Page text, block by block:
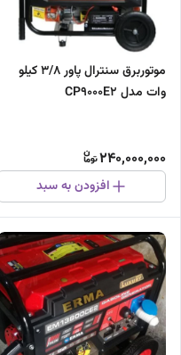
موتوربرق سنترال پاور ۳/۸ کیلو
وات مدل CP9000E2
240,000,000
افزودن به سبد